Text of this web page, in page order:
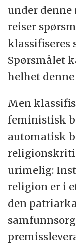
under
reiser
Spørsmålet
helhet
Men
feministisk
automatisk
urimelig:
religion er i
den